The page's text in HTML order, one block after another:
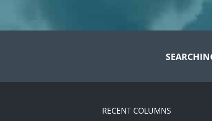
RECENT COLUMNS